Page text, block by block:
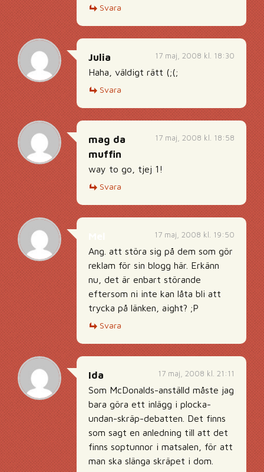
Svara
17 maj, 2008 kl. 18:30
Julia
Haha, väldigt rätt (;(;
Svara
17 maj, 2008 kl. 18:58
mag da
muffin
way to go, tjej 1!
Svara
17 maj, 2008 kl. 19:50
Ang. att störa sig på dem som gör
reklam för sin blogg här. Erkänn
nu, det är enbart störande
eftersom ni inte kan låta bli att
trycka på länken, aight? ;P
Svara
17 maj, 2008 kl. 21:11
Ida
Som McDonalds-anställd måste jag
bara göra ett inlägg i plocka-
undan-skräp-debatten. Det finns
som sagt en anledning till att det
finns soptunnor i matsalen, för att
man ska slänga skräpet i dom.